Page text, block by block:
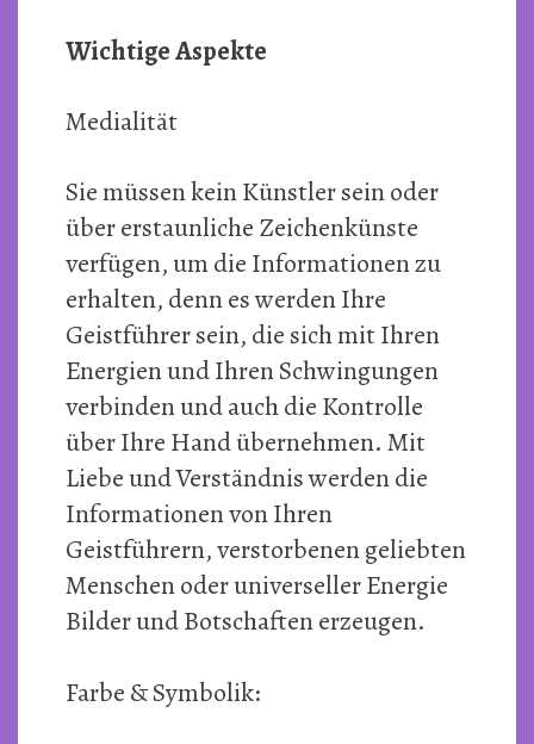
Wichtige Aspekte
Medialität
Sie müssen kein Künstler sein oder
über erstaunliche Zeichenkünste
verfügen, um die Informationen zu
erhalten, denn es werden Ihre
Geistführer sein, die sich mit Ihren
Energien und Ihren Schwingungen
verbinden und auch die Kontrolle
über Ihre Hand übernehmen. Mit
Liebe und Verständnis werden die
Informationen von Ihren
Geistführern, verstorbenen geliebten
Menschen oder universeller Energie
Bilder und Botschaften erzeugen.
Farbe & Symbolik: